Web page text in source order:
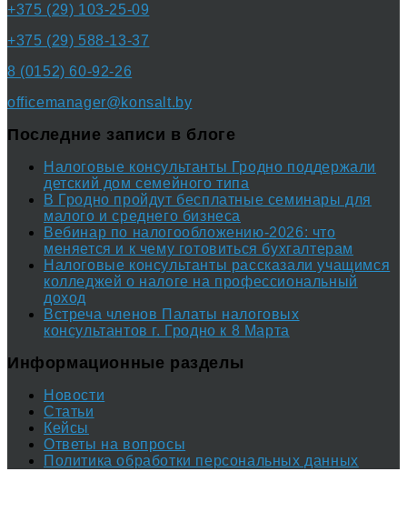
+375 (29) 103-25-09
+375 (29) 588-13-37
8 (0152) 60-92-26
officemanager@konsalt.by
Последние записи в блоге
Налоговые консультанты Гродно поддержали
детский дом семейного типа
В Гродно пройдут бесплатные семинары для
малого и среднего бизнеса
Вебинар по налогообложению-2026: что
меняется и к чему готовиться бухгалтерам
Налоговые консультанты рассказали учащимся
колледжей о налоге на профессиональный
доход
Встреча членов Палаты налоговых
консультантов г. Гродно к 8 Марта
Информационные разделы
Новости
Статьи
Кейсы
Ответы на вопросы
Политика обработки персональных данных